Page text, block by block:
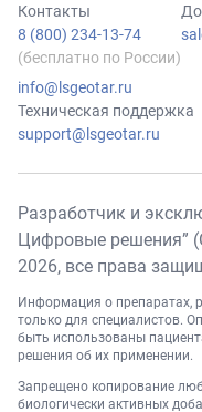
Контакты
8 (800) 234-13-74
(бесплатно по России)
info@lsgeotar.ru
Техническая поддержка
support@lsgeotar.ru
Разработчик и
Цифровые решения”
2026, все права
Информация о препаратах,
только для специалистов.
быть использованы
решения об их применении.
Запрещено копирование
биологически активных